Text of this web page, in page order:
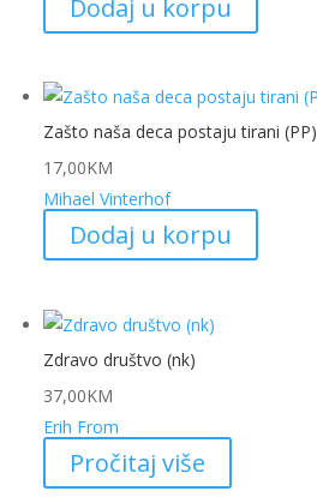
Dodaj u korpu
Zašto naša deca postaju tirani (PP)
17,00KM
Mihael Vinterhof
Dodaj u korpu
Zdravo društvo (nk)
37,00KM
Erih From
Pročitaj više